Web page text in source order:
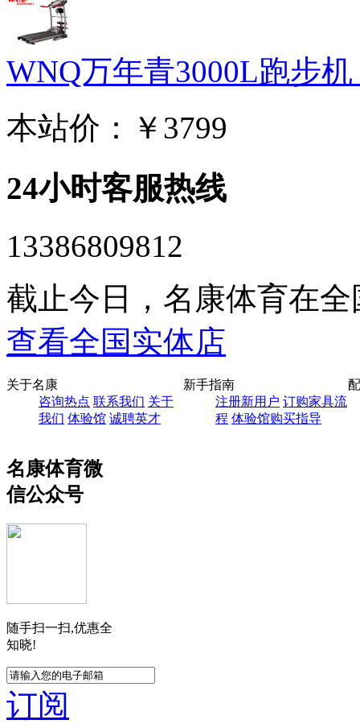
WNQ万年青3000L跑步
本站价：
￥3799
24小时客服热线
13386809812
截止今日，名康体育在
查看全国实体店
关于名康
咨询热点 联系我们 关于
我们 体验馆 诚聘英才
新手指南
注册新用户 订购家具流
程 体验馆购买指导
名康体育微
信公众号
随手扫一扫,优惠全
知晓!
订阅